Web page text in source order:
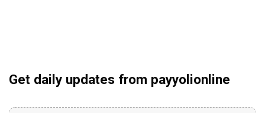
Get daily updates from payyolionline